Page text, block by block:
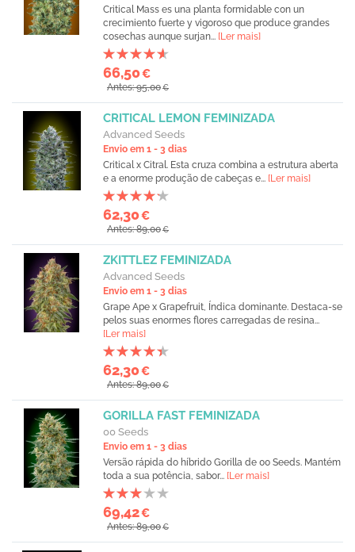
Critical Mass es una planta formidable con un
crecimiento fuerte y vigoroso que produce grandes
cosechas aunque surjan... [Ler mais]
66,50€
Antes: 95,00€
CRITICAL LEMON FEMINIZADA
Advanced Seeds
Envio em 1 - 3 dias
Critical x Citral. Esta cruza combina a estrutura aberta
e a enorme produção de cabeças e... [Ler mais]
62,30€
Antes: 89,00€
ZKITTLEZ FEMINIZADA
Advanced Seeds
Envio em 1 - 3 dias
Grape Ape x Grapefruit, Índica dominante. Destaca-se
pelos suas enormes flores carregadas de resina...
[Ler mais]
62,30€
Antes: 89,00€
GORILLA FAST FEMINIZADA
00 Seeds
Envio em 1 - 3 dias
Versão rápida do híbrido Gorilla de 00 Seeds. Mantém
toda a sua potência, sabor... [Ler mais]
69,42€
Antes: 89,00€